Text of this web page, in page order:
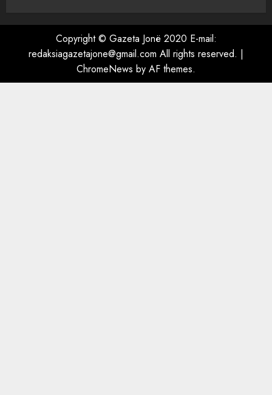
ngjau me Talo Çelën”,
dëshmia e Nuredin Dumanit
flet për PERSONAT që e
plagosën!
Copyright © Gazeta Jonë 2020 E-mail:
redaksiagazetajone@gmail.com All rights reserved. |
ChromeNews by AF themes.